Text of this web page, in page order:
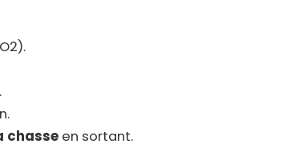
chasse en sortant.